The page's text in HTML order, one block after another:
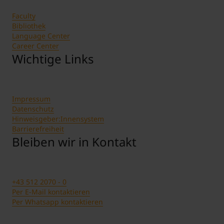
Faculty
Bibliothek
Language Center
Career Center
Wichtige Links
Impressum
Datenschutz
Hinweisgeber:Innensystem
Barrierefreiheit
Bleiben wir in Kontakt
+43 512 2070 - 0
Per E-Mail kontaktieren
Per Whatsapp kontaktieren